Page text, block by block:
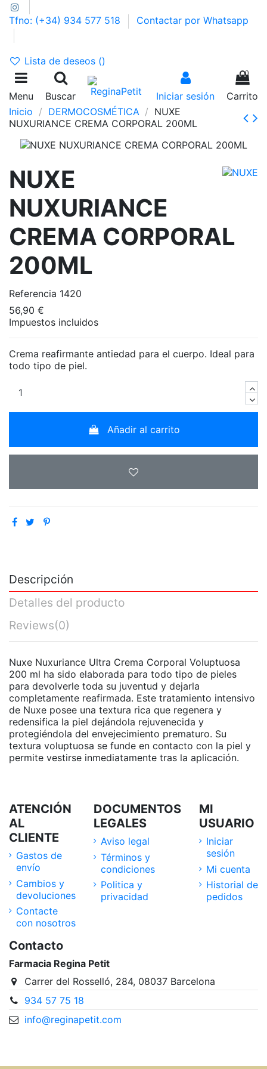
Tfno: (+34) 934 577 518 Contactar por Whatsapp
Lista de deseos ()
Menu Buscar Iniciar sesión
0
Carrito
Inicio
DERMOCOSMÉTICA
NUXE
NUXURIANCE CREMA CORPORAL 200ML
NUXE
NUXURIANCE
CREMA CORPORAL
200ML
Referencia 1420
56,90 €
Impuestos incluidos
Crema reafirmante antiedad para el cuerpo. Ideal para
todo tipo de piel.
Añadir al carrito
Descripción
Detalles del producto
Reviews(0)
Nuxe Nuxuriance Ultra Crema Corporal Voluptuosa
200 ml ha sido elaborada para todo tipo de pieles
para devolverle toda su juventud y dejarla
completamente reafirmada. Este tratamiento intensivo
de Nuxe posee una textura rica que regenera y
redensifica la piel dejándola rejuvenecida y
protegiéndola del envejecimiento prematuro. Su
textura voluptuosa se funde en contacto con la piel y
permite vestirse inmediatamente tras la aplicación.
ATENCIÓN
AL
CLIENTE
Gastos de
envío
Cambios y
devoluciones
Contacte
con nosotros
DOCUMENTOS
LEGALES
Aviso legal
Términos y
condiciones
Politica y
privacidad
MI
USUARIO
Iniciar
sesión
Mi cuenta
Historial de
pedidos
Contacto
Farmacia Regina Petit
Carrer del Rosselló, 284, 08037 Barcelona
934 57 75 18
info@reginapetit.com